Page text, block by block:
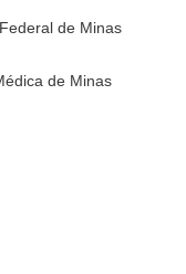
de Minas
de Minas